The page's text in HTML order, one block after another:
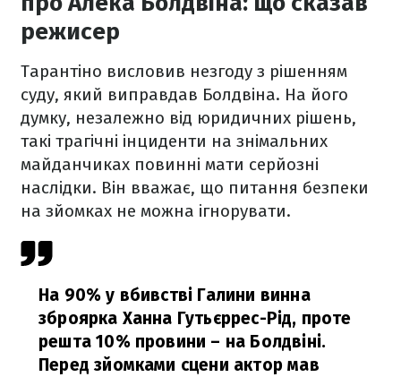
режисер
Тарантіно висловив незгоду з рішенням
суду, який виправдав Болдвіна. На його
думку, незалежно від юридичних рішень,
такі трагічні інциденти на знімальних
майданчиках повинні мати серйозні
наслідки. Він вважає, що питання безпеки
на зйомках не можна ігнорувати.
На 90% у вбивстві Галини винна
зброярка Ханна Гутьєррес-Рід, проте
решта 10% провини – на Болдвіні.
Перед зйомками сцени актор мав